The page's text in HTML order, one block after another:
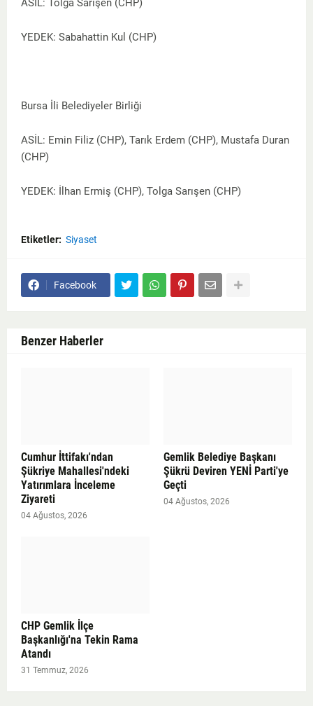
ASİL: Tolga Sarışen (CHP)
YEDEK: Sabahattin Kul (CHP)
Bursa İli Belediyeler Birliği
ASİL: Emin Filiz (CHP), Tarık Erdem (CHP), Mustafa Duran
(CHP)
YEDEK: İlhan Ermiş (CHP), Tolga Sarışen (CHP)
Etiketler: Siyaset
Facebook
Benzer Haberler
Cumhur İttifakı'ndan
Şükriye Mahallesi'ndeki
Yatırımlara İnceleme
Ziyareti
04 Ağustos, 2026
Gemlik Belediye Başkanı
Şükrü Deviren YENİ Parti'ye
Geçti
04 Ağustos, 2026
CHP Gemlik İlçe
Başkanlığı'na Tekin Rama
Atandı
31 Temmuz, 2026